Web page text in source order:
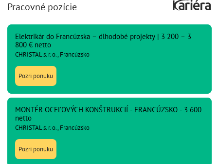
Pracovné pozície
Elektrikár do Francúzska – dlhodobé projekty | 3 200 – 3
800 € netto
CHRISTAL s. r. o., Francúzsko
Pozri ponuku
MONTÉR OCEĽOVÝCH KONŠTRUKCIÍ - FRANCÚZSKO - 3 600
netto
CHRISTAL s. r. o., Francúzsko
Pozri ponuku